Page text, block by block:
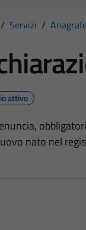
/ Servizi /
attivo
nato nel